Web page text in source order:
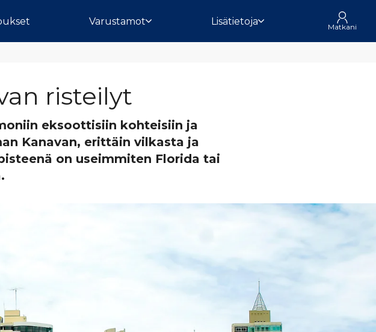
Varustamot Lisätietoja Matkani
risteilyt
eksoottisiin kohteisiin ja
Kanavan, erittäin vilkasta ja
on useimmiten Florida tai